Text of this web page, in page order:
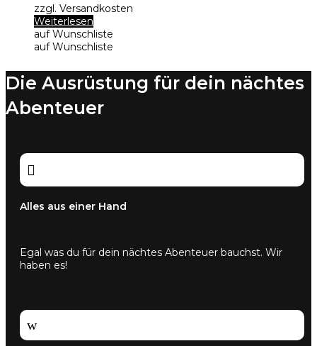
zzgl. Versandkosten
Weiterlesen
auf Wunschliste
auf Wunschliste
Die Ausrüstung für dein nächtes
Abenteuer

Alles aus einer Hand
Egal was du für dein nächtes Abenteuer bauchst. Wir
haben es!
w